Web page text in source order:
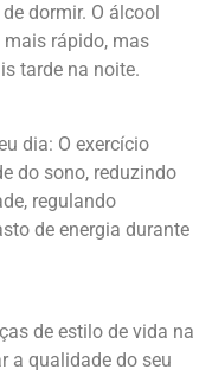
dormir. O álcool
rápido, mas
tarde na noite.
dia: O exercício
do sono, reduzindo
regulando
de energia durante
de estilo de vida na
a qualidade do seu